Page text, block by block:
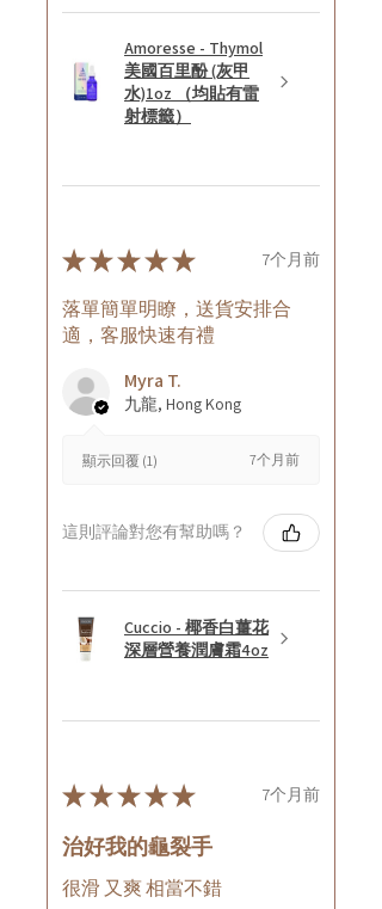
Amoresse - Thymol
美國百里酚 (灰甲
水)1oz （均貼有雷
射標籤）
★★★★★ 7个月前
落單簡單明瞭，送貨安排合
適，客服快速有禮
Myra T.
九龍, Hong Kong
顯示回覆 (1) 7个月前
這則評論對您有幫助嗎？
Cuccio - 椰香白薑花
深層營養潤膚霜4oz
★★★★★ 7个月前
治好我的龜裂手
很滑 又爽 相當不錯